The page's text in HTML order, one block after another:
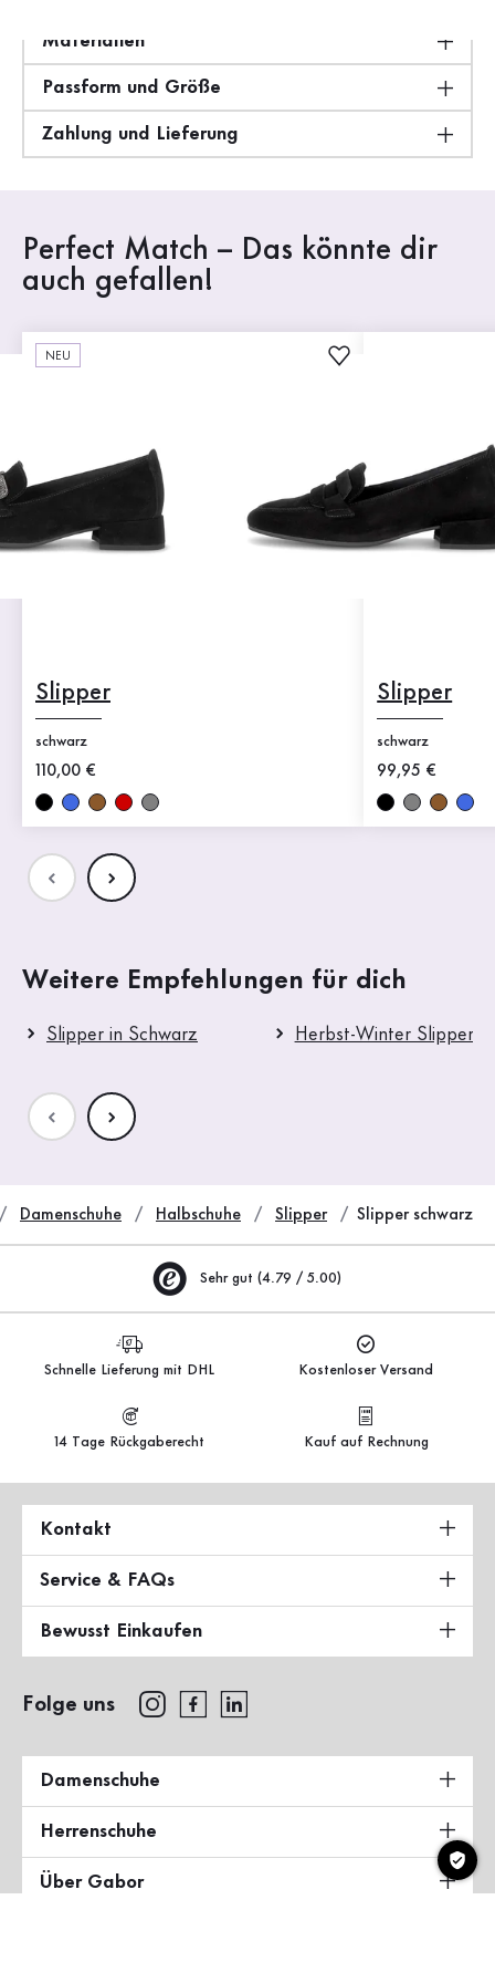
Materialien
Passform und Größe
Zahlung und Lieferung
Perfect Match – Das könnte dir
auch gefallen!
NEU
Slipper
schwarz
Neuer Preis
110,00 €
Slipper
schwarz
Neuer Preis
99,95 €
Weitere Empfehlungen für dich
Slipper in Schwarz Herbst-Winter Slipper
Damenschuhe Halbschuhe Slipper Slipper schwarz
Sehr gut (4.79 / 5.00)
Schnelle Lieferung mit DHL Kostenloser Versand
14 Tage Rückgaberecht Kauf auf Rechnung
Kontakt
Service & FAQs
Bewusst Einkaufen
Folge uns
Damenschuhe
Herrenschuhe
Über Gabor